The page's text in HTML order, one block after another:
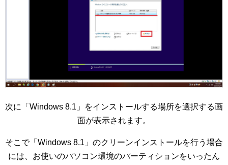
次に「Windows 8.1」をインストールする場所を選択する画
面が表示されます。
そこで「Windows 8.1」のクリーンインストールを行う場合
には、お使いのパソコン環境のパーティションをいったん